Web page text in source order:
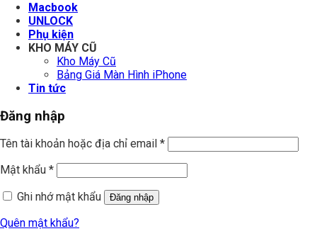
Macbook
UNLOCK
Phụ kiện
KHO MÁY CŨ
Kho Máy Cũ
Bảng Giá Màn Hình iPhone
Tin tức
Đăng nhập
Tên tài khoản hoặc địa chỉ email *
Mật khẩu *
Ghi nhớ mật khẩu
Đăng nhập
Quên mật khẩu?